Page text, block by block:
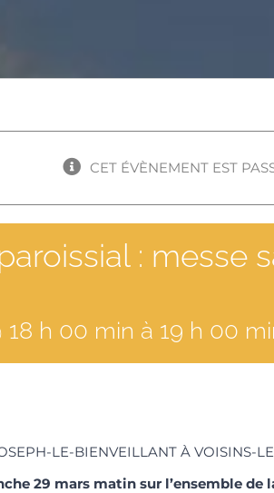
CET ÉVÈNEMENT EST
: messe
18 h 00 min à 19 h 00
LE-BIENVEILLANT À VOISINS-
29 mars matin sur l’ensemble de